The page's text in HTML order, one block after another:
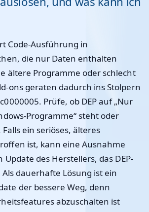
Code-Ausführung in
die nur Daten enthalten
ältere Programme oder schlecht
ons geraten dadurch ins Stolpern
Prüfe, ob DEP auf „Nur
Programme“ steht oder
ein seriöses, älteres
ist, kann eine Ausnahme
des Herstellers, das DEP-
dauerhafte Lösung ist ein
der bessere Weg, denn
abzuschalten ist